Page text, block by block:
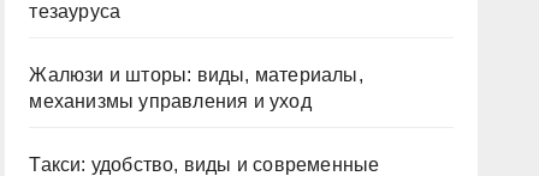
тезауруса
Жалюзи и шторы: виды, материалы,
механизмы управления и уход
Такси: удобство, виды и современные